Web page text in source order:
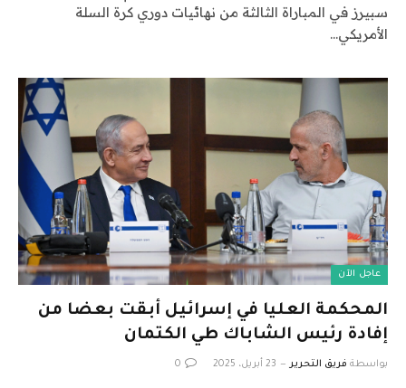
سبيرز في المباراة الثالثة من نهائيات دوري كرة السلة
الأمريكي…
عاجل الآن
المحكمة العليا في إسرائيل أبقت بعضا من
إفادة رئيس الشاباك طي الكتمان
بواسطة فريق التحرير 23 أبريل، 2025 0